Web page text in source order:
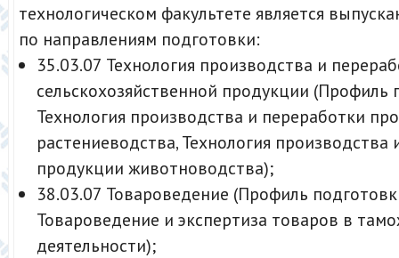
технологическом факультете является
по направлениям подготовки:
35.03.07 Технология производства и
сельскохозяйственной продукции (Профиль
Технология производства и переработки
растениеводства, Технология производства
продукции животноводства);
38.03.07 Товароведение (Профиль
Товароведение и экспертиза товаров в
деятельности);